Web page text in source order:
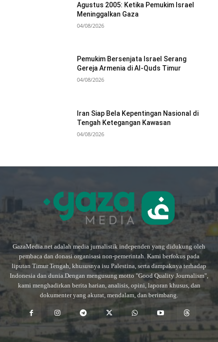
Agustus 2005: Ketika Pemukim Israel
Meninggalkan Gaza
04/08/2026
Pemukim Bersenjata Israel Serang
Gereja Armenia di Al-Quds Timur
04/08/2026
Iran Siap Bela Kepentingan Nasional di
Tengah Ketegangan Kawasan
04/08/2026
GazaMedia.net adalah media jurnalistik independen yang didukung oleh
pembaca dan donasi organisasi non-pemerintah. Kami berfokus pada
liputan Timur Tengah, khususnya isu Palestina, serta dampaknya terhadap
Indonesia dan dunia.Dengan mengusung motto "Good Quality Journalism",
kami menghadirkan berita harian, analisis, opini, laporan khusus, dan
dokumenter yang akurat, mendalam, dan berimbang.